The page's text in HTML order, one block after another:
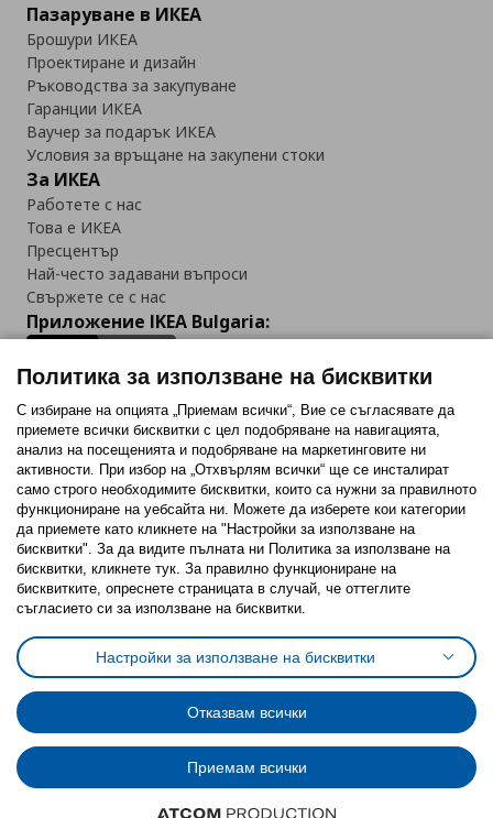
Пазаруване в ИКЕА
Брошури ИКЕА
Проектиране и дизайн
Ръководства за закупуване
Гаранции ИКЕА
Ваучер за подарък ИКЕА
Условия за връщане на закупени стоки
За ИКЕА
Работете с нас
Това е ИКЕА
Пресцентър
Най-често задавани въпроси
Свържете се с нас
Приложение IKEA Bulgaria:
Последвайте ни:
FacebookTwitterYoutubePinterestInstagram
Политика за използване на бисквитки (Cookies)
Избор на настройки за използване на бисквитки
Условия за ползване на ikea.bgОбща политика за личните данни
Политика за защита на личните данни на ikea.bg
Общи условия на програма IKEA Family
Политика за защита на лични данни на програма IKEA Family
© Inter-IKEA Systems B.V. 1999 - 2025
Политика за използване на бисквитки
С избиране на опцията „Приемам всички“, Вие се съгласявате да
приемете всички бисквитки с цел подобряване на навигацията,
анализ на посещенията и подобряване на маркетинговите ни
активности. При избор на „Отхвърлям всички“ ще се инсталират
само строго необходимитe бисквитки, които са нужни за правилното
функциониране на уебсайта ни. Можете да изберете кои категории
да приемете като кликнете на "Настройки за използване на
бисквитки". За да видите пълната ни Политика за използване на
бисквитки, кликнете тук. За правилно функциониране на
бисквитките, опреснете страницата в случай, че оттеглите
съгласието си за използване на бисквитки.
Настройки за използване на бисквитки
Отказвам всички
Приемам всички